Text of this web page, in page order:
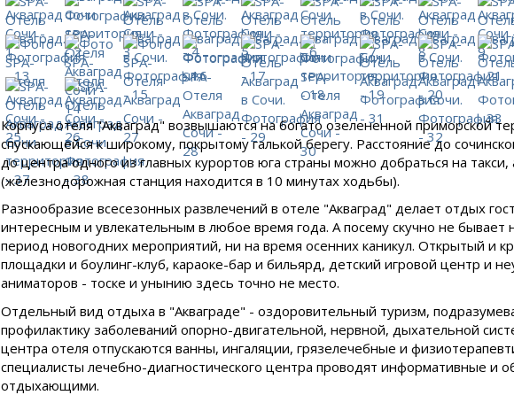
Корпуса отеля "Акваград" возвышаются на богато озелененной приморской
спускающейся к широкому, покрытому галькой берегу. Расстояние до
до центра одного из главных курортов юга страны можно добраться на такси,
(железнодорожная станция находится в 10 минутах ходьбы).
Разнообразие всесезонных развлечений в отеле "Акваград" делает отдых
интересным и увлекательным в любое время года. А посему скучно не бывает
период новогодних мероприятий, ни на время осенних каникул. Открытый и
площадки и боулинг-клуб, караоке-бар и бильярд, детский игровой центр и
аниматоров - тоске и унынию здесь точно не место.
Отдельный вид отдыха в "Акваграде" - оздоровительный туризм,
профилактику заболеваний опорно-двигательной, нервной, дыхательной
центра отеля отпускаются ванны, ингаляции, грязелечебные и
специалисты лечебно-диагностического центра проводят информативные и
отдыхающими.